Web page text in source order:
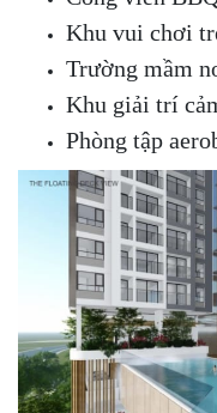
Khu vui chơi
Trường mầm
Khu giải trí
Phòng tập